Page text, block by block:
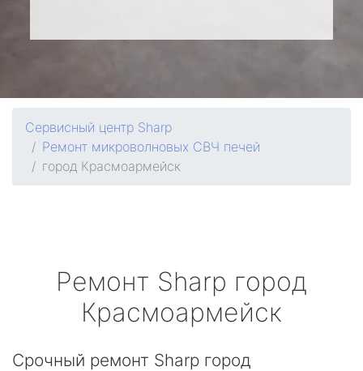
Сервисный центр Sharp
Ремонт микроволновых СВЧ печей
город Красмоармейск
Ремонт Sharp город
Красмоармейск
Срочный ремонт Sharp город